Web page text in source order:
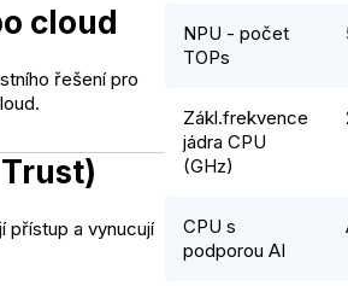
cloud
řešení pro
přístup a vynucují
NPU - počet
TOPs
Zákl.frekvence
jádra CPU
(GHz)
CPU s
podporou AI